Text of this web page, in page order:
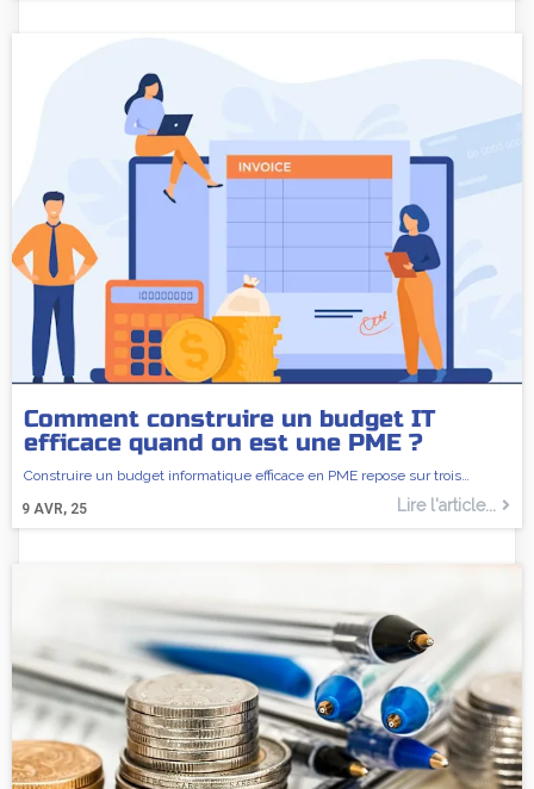
Comment construire un budget IT
efficace quand on est une PME ?
9 AVR, 25
Construire un budget informatique efficace en PME repose sur trois…
Lire l'article...